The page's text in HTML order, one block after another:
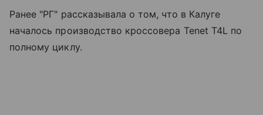
Ранее "РГ" рассказывала о том, что в Калуге
началось производство кроссовера Tenet T4L по
полному циклу.